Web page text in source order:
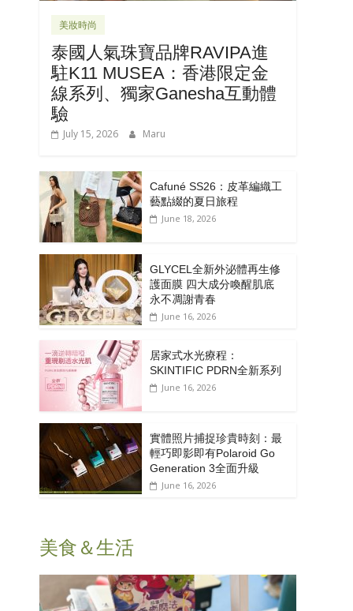
美妝時尚
泰國人氣珠寶品牌RAVIPA進
駐K11 MUSEA：香港限定金
線系列、獨家Ganesha互動體
驗
July 15, 2026 Maru
Cafuné SS26：皮革編織工
藝點綴的夏日旅程
June 18, 2026
GLYCEL全新外泌體再生修
護面膜 四大成分喚醒肌底
永不凋謝青春
June 16, 2026
居家式水光療程：
SKINTIFIC PDRN全新系列
June 16, 2026
實體照片捕捉珍貴時刻：最
輕巧即影即有Polaroid Go
Generation 3全面升級
June 16, 2026
美食＆生活